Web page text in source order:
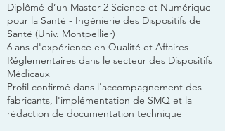
Diplômé d’un Master 2 Science et Numérique
pour la Santé - Ingénierie des Dispositifs de
Santé (Univ. Montpellier)
6 ans d'expérience en Qualité et Affaires
Réglementaires dans le secteur des Dispositifs
Médicaux
Profil confirmé dans l'accompagnement des
fabricants, l'implémentation de SMQ et la
rédaction de documentation technique